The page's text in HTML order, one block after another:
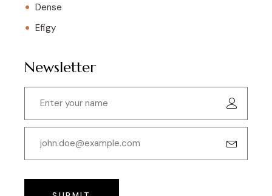
Dense
Efigy
Newsletter